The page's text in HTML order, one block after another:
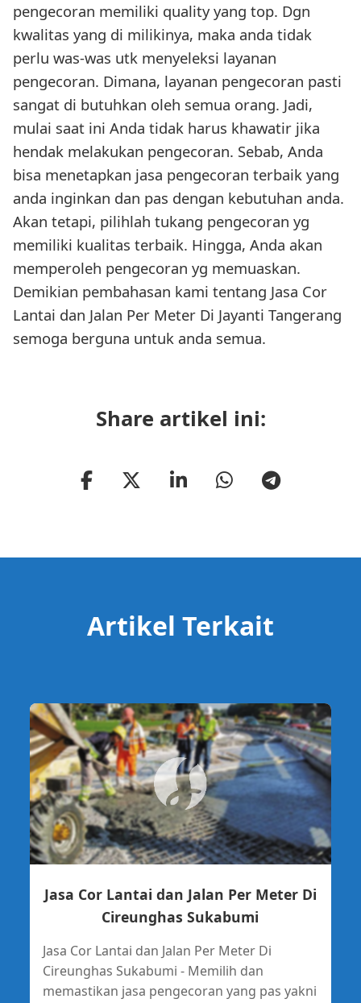
pengecoran memiliki quality yang top. Dgn
kwalitas yang di milikinya, maka anda tidak
perlu was-was utk menyeleksi layanan
pengecoran. Dimana, layanan pengecoran pasti
sangat di butuhkan oleh semua orang. Jadi,
mulai saat ini Anda tidak harus khawatir jika
hendak melakukan pengecoran. Sebab, Anda
bisa menetapkan jasa pengecoran terbaik yang
anda inginkan dan pas dengan kebutuhan anda.
Akan tetapi, pilihlah tukang pengecoran yg
memiliki kualitas terbaik. Hingga, Anda akan
memperoleh pengecoran yg memuaskan.
Demikian pembahasan kami tentang Jasa Cor
Lantai dan Jalan Per Meter Di Jayanti Tangerang
semoga berguna untuk anda semua.
Share artikel ini:
Artikel Terkait
Jasa Cor Lantai dan Jalan Per Meter Di
Cireunghas Sukabumi
Jasa Cor Lantai dan Jalan Per Meter Di
Cireunghas Sukabumi - Memilih dan
memastikan jasa pengecoran yang pas yakni